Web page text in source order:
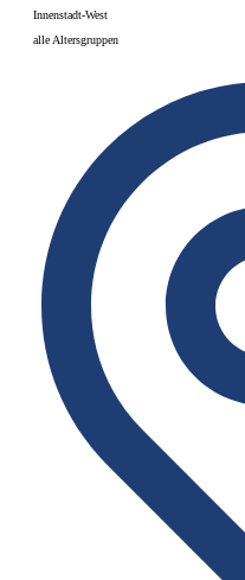
Innenstadt-West
alle Altersgruppen